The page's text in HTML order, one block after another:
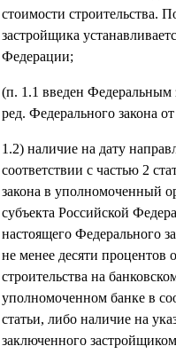
стоимости строительства.
застройщика
Федерации;
(п. 1.1 введен Федеральным
ред. Федерального закона
1.2) наличие на дату
соответствии с частью 2
закона в уполномоченный
субъекта Российской
настоящего Федерального
не менее десяти процентов
строительства на
уполномоченном банке в
статьи, либо наличие на
заключенного